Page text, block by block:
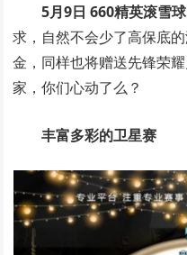
5月9日 660精英滚雪球
求，自然不会少了高保底
金，同样也将赠送先锋荣
家，你们心动了么？
丰富多彩的卫星赛